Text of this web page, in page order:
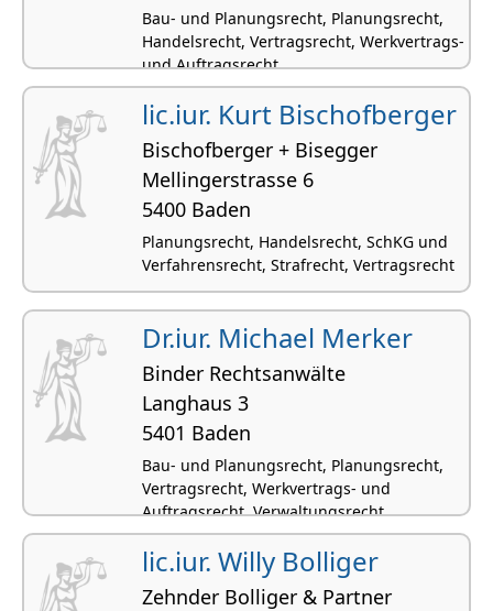
Bau- und Planungsrecht, Planungsrecht,
Handelsrecht, Vertragsrecht, Werkvertrags-
und Auftragsrecht
lic.iur. Kurt Bischofberger
Bischofberger + Bisegger
Mellingerstrasse 6
5400 Baden
Planungsrecht, Handelsrecht, SchKG und
Verfahrensrecht, Strafrecht, Vertragsrecht
Dr.iur. Michael Merker
Binder Rechtsanwälte
Langhaus 3
5401 Baden
Bau- und Planungsrecht, Planungsrecht,
Vertragsrecht, Werkvertrags- und
Auftragsrecht, Verwaltungsrecht
lic.iur. Willy Bolliger
Zehnder Bolliger & Partner